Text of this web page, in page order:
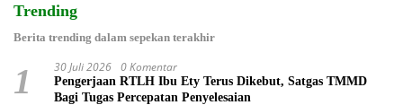
Trending
Berita trending dalam sepekan terakhir
1 30 Juli 2026 0 Komentar
Pengerjaan RTLH Ibu Ety Terus Dikebut, Satgas TMMD
Bagi Tugas Percepatan Penyelesaian